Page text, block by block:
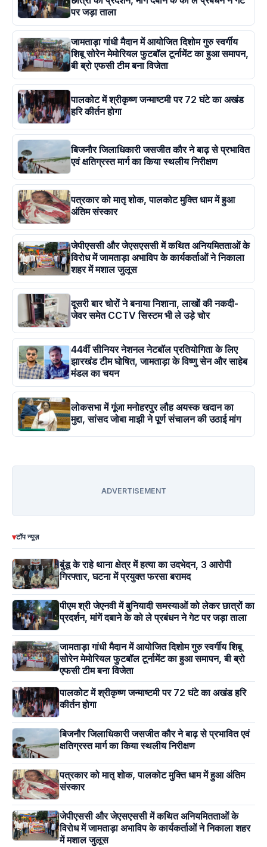
पर जड़ा ताला
जामताड़ा गांधी मैदान में आयोजित दिशोम गुरु स्वर्गीय
शिबू सोरेन मेमोरियल फुटबॉल टूर्नामेंट का हुआ समापन,
बी ब्रो एफसी टीम बना विजेता
पालकोट में श्रीकृष्ण जन्माष्टमी पर 72 घंटे का अखंड
हरि कीर्तन होगा
बिजनौर जिलाधिकारी जसजीत कौर ने बाढ़ से प्रभावित
एवं क्षतिग्रस्त मार्ग का किया स्थलीय निरीक्षण
पत्रकार को मातृ शोक, पालकोट मुक्ति धाम में हुआ
अंतिम संस्कार
जेपीएससी और जेएसएससी में कथित अनियमितताओं के
विरोध में जामताड़ा अभाविप के कार्यकर्ताओं ने निकाला
शहर में मशाल जुलूस
दूसरी बार चोरों ने बनाया निशाना, लाखों की नकदी-
जेवर समेत CCTV सिस्टम भी ले उड़े चोर
44वीं सीनियर नेशनल नेटबॉल प्रतियोगिता के लिए
झारखंड टीम घोषित, जामताड़ा के विष्णु सेन और साहेब
मंडल का चयन
लोकसभा में गूंजा मनोहरपुर लौह अयस्क खदान का
मुद्दा, सांसद जोबा माझी ने पूर्ण संचालन की उठाई मांग
ADVERTISEMENT
▾टॉप न्यूज़
बुंडू के राहे थाना क्षेत्र में हत्या का उदभेदन, 3 आरोपी
गिरफ्तार, घटना में प्रयुक्त फरसा बरामद
पीएम श्री जेएनवी में बुनियादी समस्याओं को लेकर छात्रों का
प्रदर्शन, मांगें दबाने के को ले प्रबंधन ने गेट पर जड़ा ताला
जामताड़ा गांधी मैदान में आयोजित दिशोम गुरु स्वर्गीय शिबू
सोरेन मेमोरियल फुटबॉल टूर्नामेंट का हुआ समापन, बी ब्रो
एफसी टीम बना विजेता
पालकोट में श्रीकृष्ण जन्माष्टमी पर 72 घंटे का अखंड हरि
कीर्तन होगा
बिजनौर जिलाधिकारी जसजीत कौर ने बाढ़ से प्रभावित एवं
क्षतिग्रस्त मार्ग का किया स्थलीय निरीक्षण
पत्रकार को मातृ शोक, पालकोट मुक्ति धाम में हुआ अंतिम
संस्कार
जेपीएससी और जेएसएससी में कथित अनियमितताओं के
विरोध में जामताड़ा अभाविप के कार्यकर्ताओं ने निकाला शहर
में मशाल जुलूस